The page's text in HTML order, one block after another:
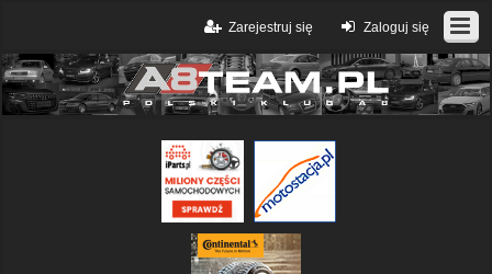
Zaloguj się
Zarejestruj się